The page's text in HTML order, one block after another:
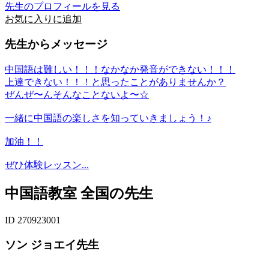
先生のプロフィールを見る
お気に入りに追加
先生からメッセージ
中国語は難しい！！！なかなか発音ができない！！！
上達できない！！！と思ったことがありませんか？
ぜんぜ〜んそんなことないよ〜☆
一緒に中国語の楽しさを知っていきましょう！♪
加油！！
ぜひ体験レッスン...
中国語教室 全国の先生
ID 270923001
ソン ジョエイ先生